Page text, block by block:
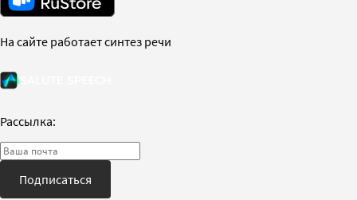
На сайте работает синтез речи
Рассылка:
Подписаться